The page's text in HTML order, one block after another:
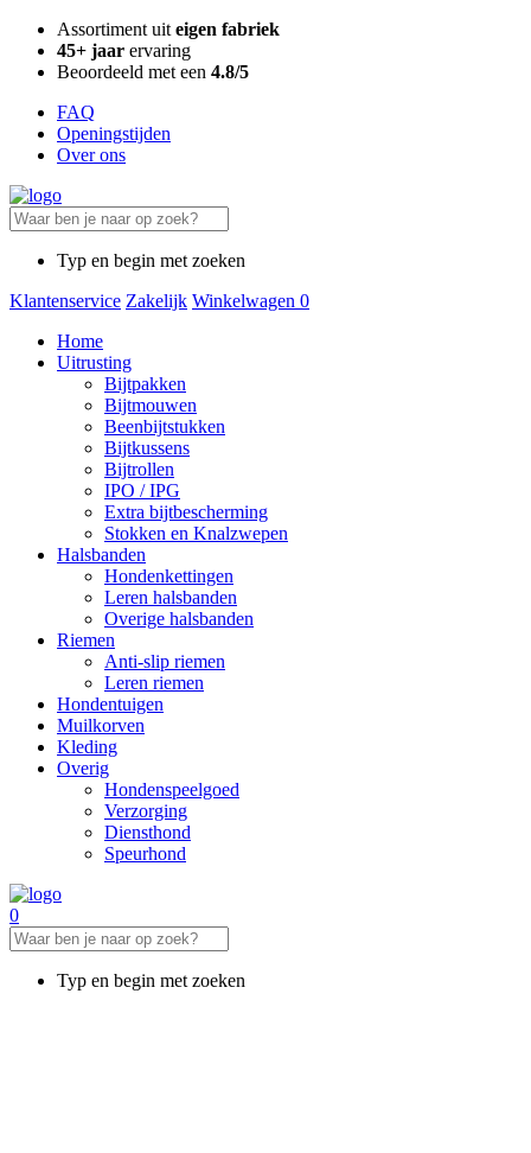
Assortiment uit eigen fabriek
45+ jaar ervaring
Beoordeeld met een 4.8/5
FAQ
Openingstijden
Over ons
Typ en begin met zoeken
Klantenservice Zakelijk Winkelwagen 0
Home
Uitrusting
Bijtpakken
Bijtmouwen
Beenbijtstukken
Bijtkussens
Bijtrollen
IPO / IPG
Extra bijtbescherming
Stokken en Knalzwepen
Halsbanden
Hondenkettingen
Leren halsbanden
Overige halsbanden
Riemen
Anti-slip riemen
Leren riemen
Hondentuigen
Muilkorven
Kleding
Overig
Hondenspeelgoed
Verzorging
Diensthond
Speurhond
0
Typ en begin met zoeken